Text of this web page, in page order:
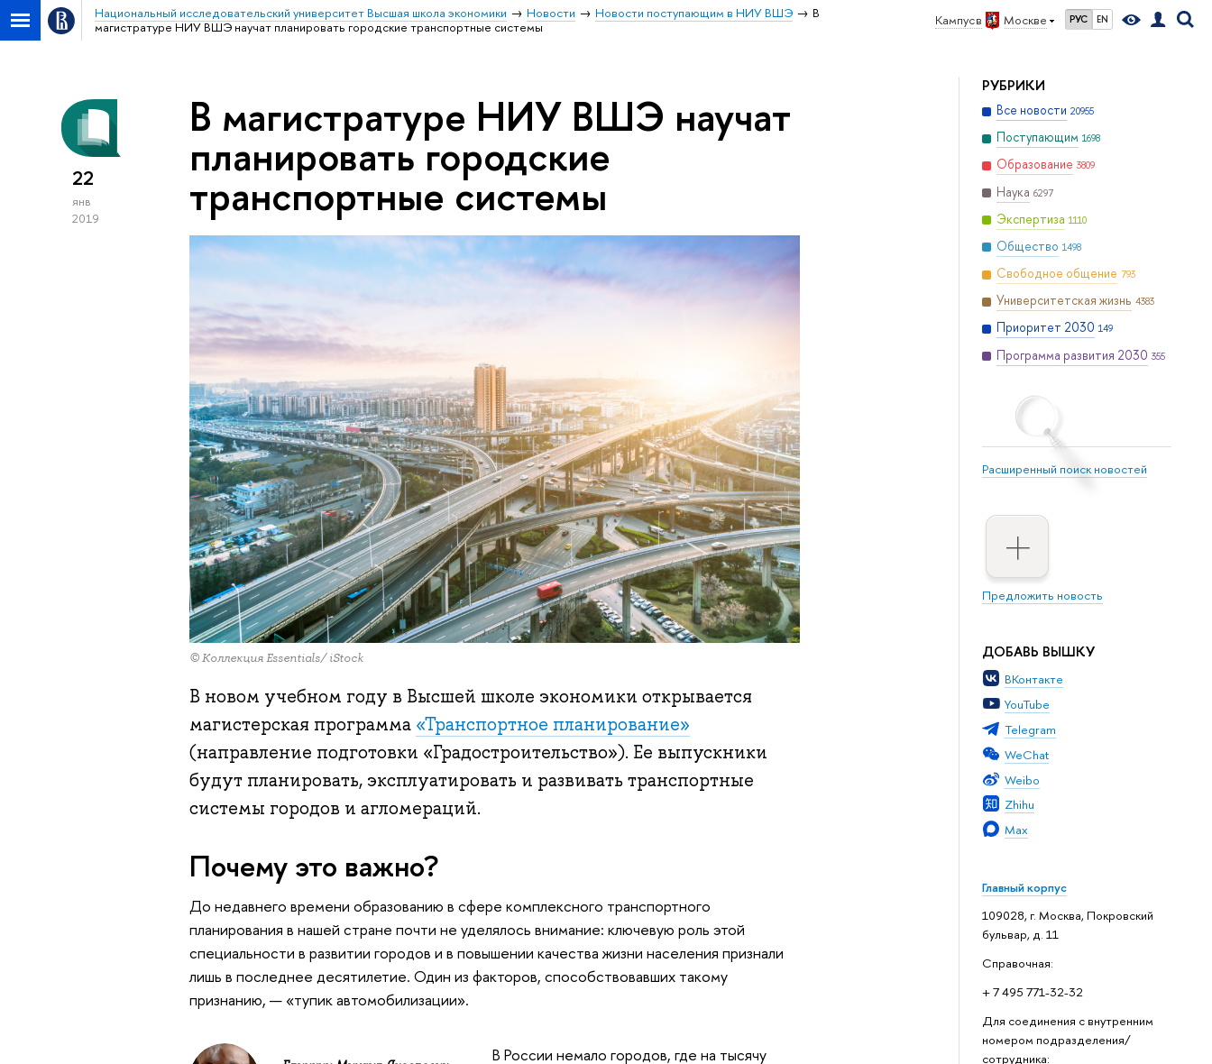
Кампус в Москве РУС EN
Национальный исследовательский университет Высшая школа экономики Новости Новости поступающим в НИУ ВШЭ
В
магистратуре НИУ ВШЭ научат планировать городские транспортные системы
РУБРИКИ
Все новости 20955
Поступающим 1698
Образование 3809
Наука 6297
Экспертиза 1110
Общество 1498
Свободное общение 793
Университетская жизнь 4383
Приоритет 2030 149
Программа развития 2030 355
Расширенный поиск новостей
Предложить новость
ДОБАВЬ ВЫШКУ
ВКонтакте
YouTube
Telegram
WeChat
Weibo
Zhihu
Max
Главный корпус
109028, г. Москва, Покровский
бульвар, д. 11
Справочная:
+ 7 495 771-32-32
Для соединения с внутренним
номером подразделения/
сотрудника:
22
янв
2019
В магистратуре НИУ ВШЭ научат
планировать городские
транспортные системы
© Коллекция Essentials/ iStock
В новом учебном году в Высшей школе экономики открывается
магистерская программа «Транспортное планирование»
(направление подготовки «Градостроительство»). Ее выпускники
будут планировать, эксплуатировать и развивать транспортные
системы городов и агломераций.
Почему это важно?
До недавнего времени образованию в сфере комплексного транспортного
планирования в нашей стране почти не уделялось внимание: ключевую роль этой
специальности в развитии городов и в повышении качества жизни населения признали
лишь в последнее десятилетие. Один из факторов, способствовавших такому
признанию, — «тупик автомобилизации».
В России немало городов, где на тысячу